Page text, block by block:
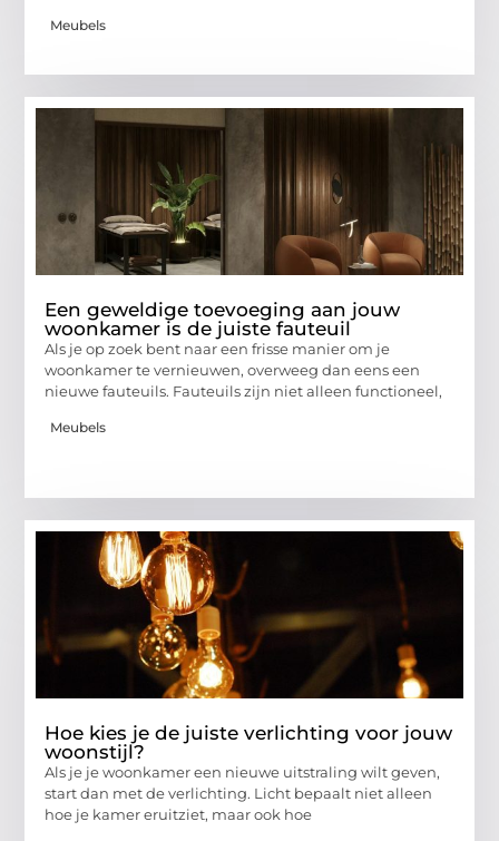
Meubels
Een geweldige toevoeging aan jouw
woonkamer is de juiste fauteuil
Als je op zoek bent naar een frisse manier om je
woonkamer te vernieuwen, overweeg dan eens een
nieuwe fauteuils. Fauteuils zijn niet alleen functioneel,
Meubels
Hoe kies je de juiste verlichting voor jouw
woonstijl?
Als je je woonkamer een nieuwe uitstraling wilt geven,
start dan met de verlichting. Licht bepaalt niet alleen
hoe je kamer eruitziet, maar ook hoe